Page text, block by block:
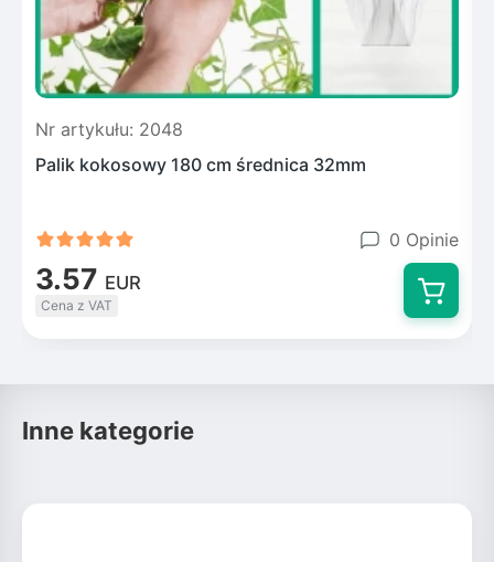
Nr artykułu: 2048
Palik kokosowy 180 cm średnica 32mm
0 Opinie
3.57 EUR
Cena z VAT
Inne kategorie